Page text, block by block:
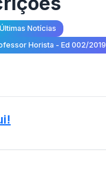
Últimas Notícias
Horista - Ed 002/2019